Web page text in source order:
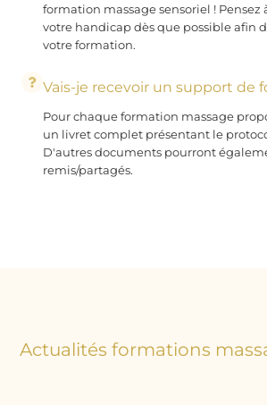
formation massage sensoriel ! Pensez
votre handicap dès que possible afin
votre formation.
Vais-je recevoir un support de
Pour chaque formation massage
un livret complet présentant le
D'autres documents pourront
remis/partagés.
Actualités formations